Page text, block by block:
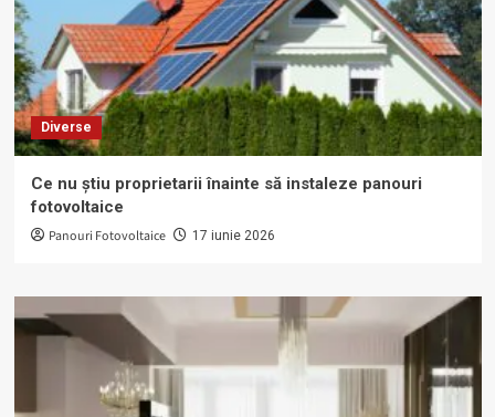
Diverse
Ce nu știu proprietarii înainte să instaleze panouri
fotovoltaice
Panouri Fotovoltaice 17 iunie 2026